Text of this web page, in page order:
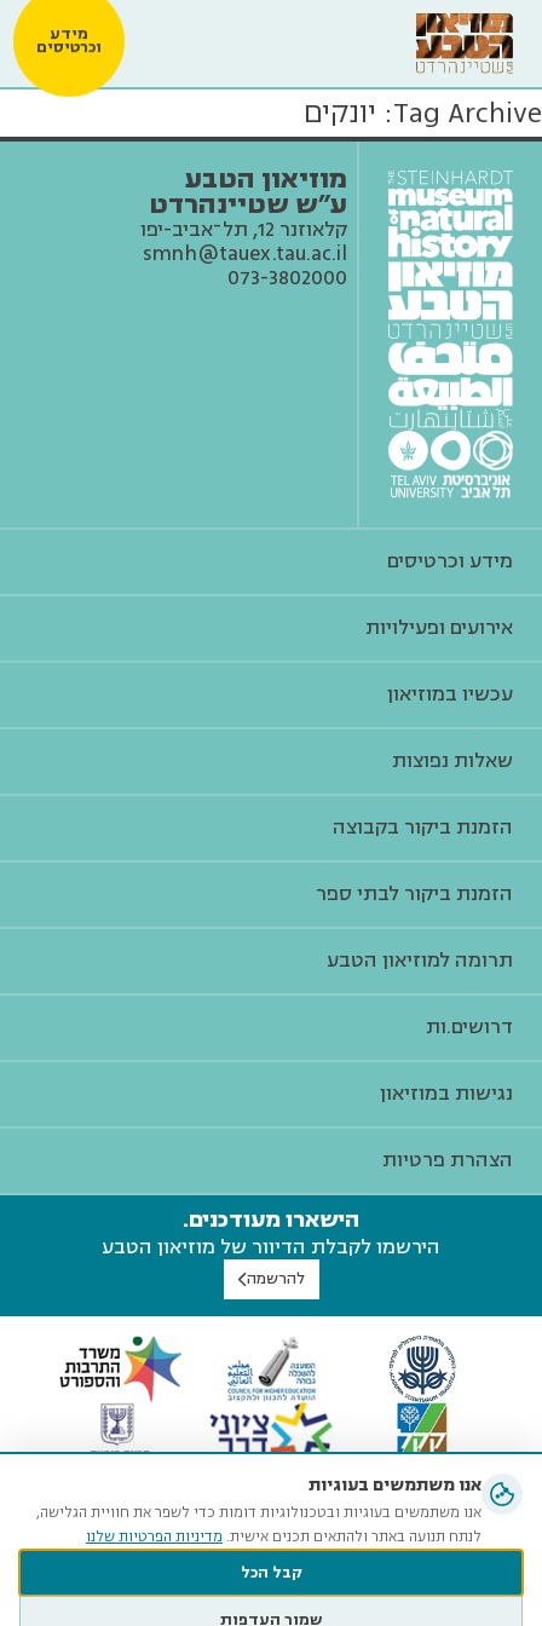
מידע
וכרטיסים
Tag Archive: יונקים
מוזיאון הטבע
ע״ש שטיינהרדט
קלאוזנר 12, תל־אביב-יפו
smnh@tauex.tau.ac.il
073-3802000
מידע וכרטיסים
אירועים ופעילויות
עכשיו במוזיאון
שאלות נפוצות
הזמנת ביקור בקבוצה
הזמנת ביקור לבתי ספר
תרומה למוזיאון הטבע
דרושים.ות
נגישות במוזיאון
הצהרת פרטיות
הישארו מעודכנים.
הירשמו לקבלת הדיוור של מוזיאון הטבע
להרשמה
אנו משתמשים בעוגיות
אנו משתמשים בעוגיות ובטכנולוגיות דומות כדי לשפר את חוויית הגלישה,
לנתח תנועה באתר ולהתאים תכנים אישית. מדיניות הפרטיות שלנו
קבל הכל
שמור העדפות